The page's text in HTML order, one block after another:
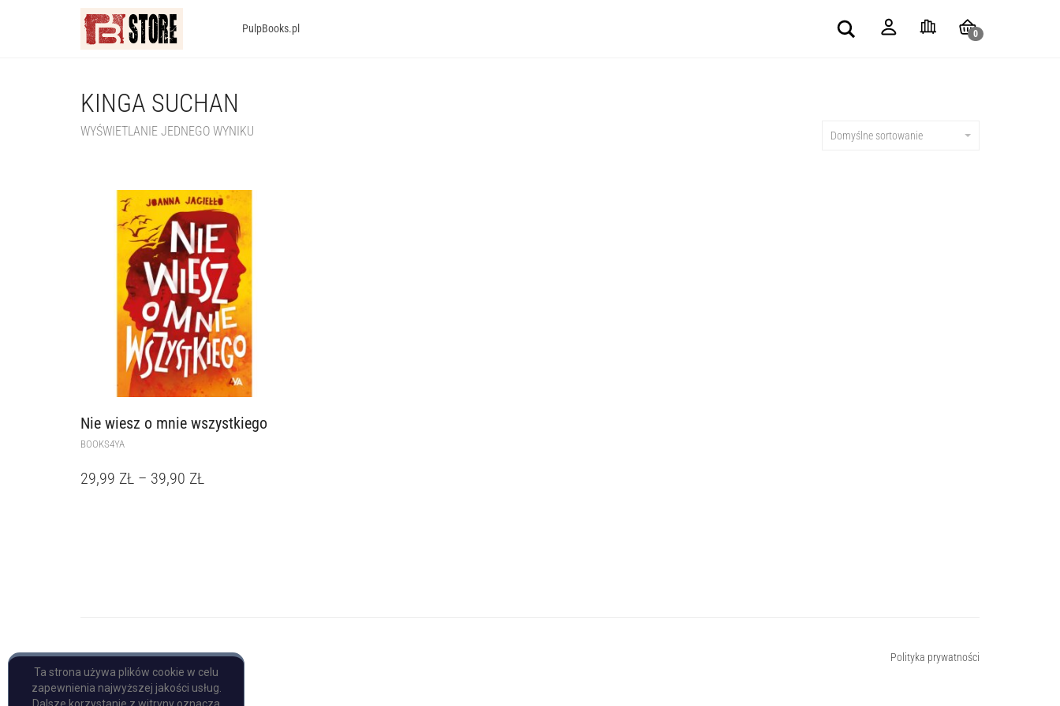
PulpBooks.pl Search
0
KINGA SUCHAN
WYŚWIETLANIE JEDNEGO WYNIKU Domyślne sortowanie
Nie wiesz o mnie wszystkiego
BOOKS4YA
29,99 ZŁ – 39,90 ZŁ
Copyright © Pulp Books
Polityka prywatności
Ta strona używa plików cookie w celu
zapewnienia najwyższej jakości usług.